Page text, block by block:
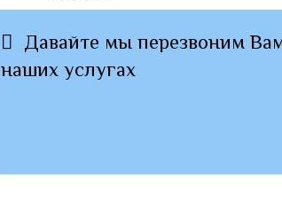
Давайте мы перезвоним
наших услугах